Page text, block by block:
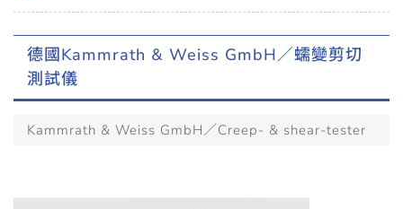
德國Kammrath & Weiss GmbH／蠕變剪切
測試儀
Kammrath & Weiss GmbH／Creep- & shear-tester